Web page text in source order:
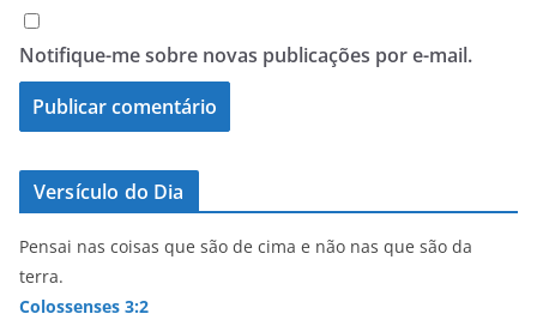
Notifique-me sobre novas publicações por e-mail.
Versículo do Dia
Pensai nas coisas que são de cima e não nas que são da
terra.
Colossenses 3:2